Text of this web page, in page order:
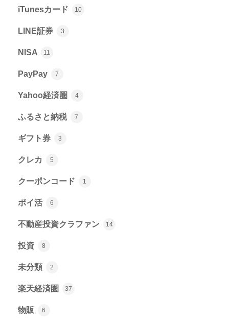
iTunesカード 10
LINE証券 3
NISA 11
PayPay 7
Yahoo経済圏 4
ふるさと納税 7
ギフト券 3
クレカ 5
クーポンコード 1
ポイ活 6
不動産投資クラファン 14
投資 8
未分類 2
楽天経済圏 37
物販 6